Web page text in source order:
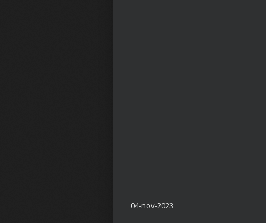
04-nov-2023